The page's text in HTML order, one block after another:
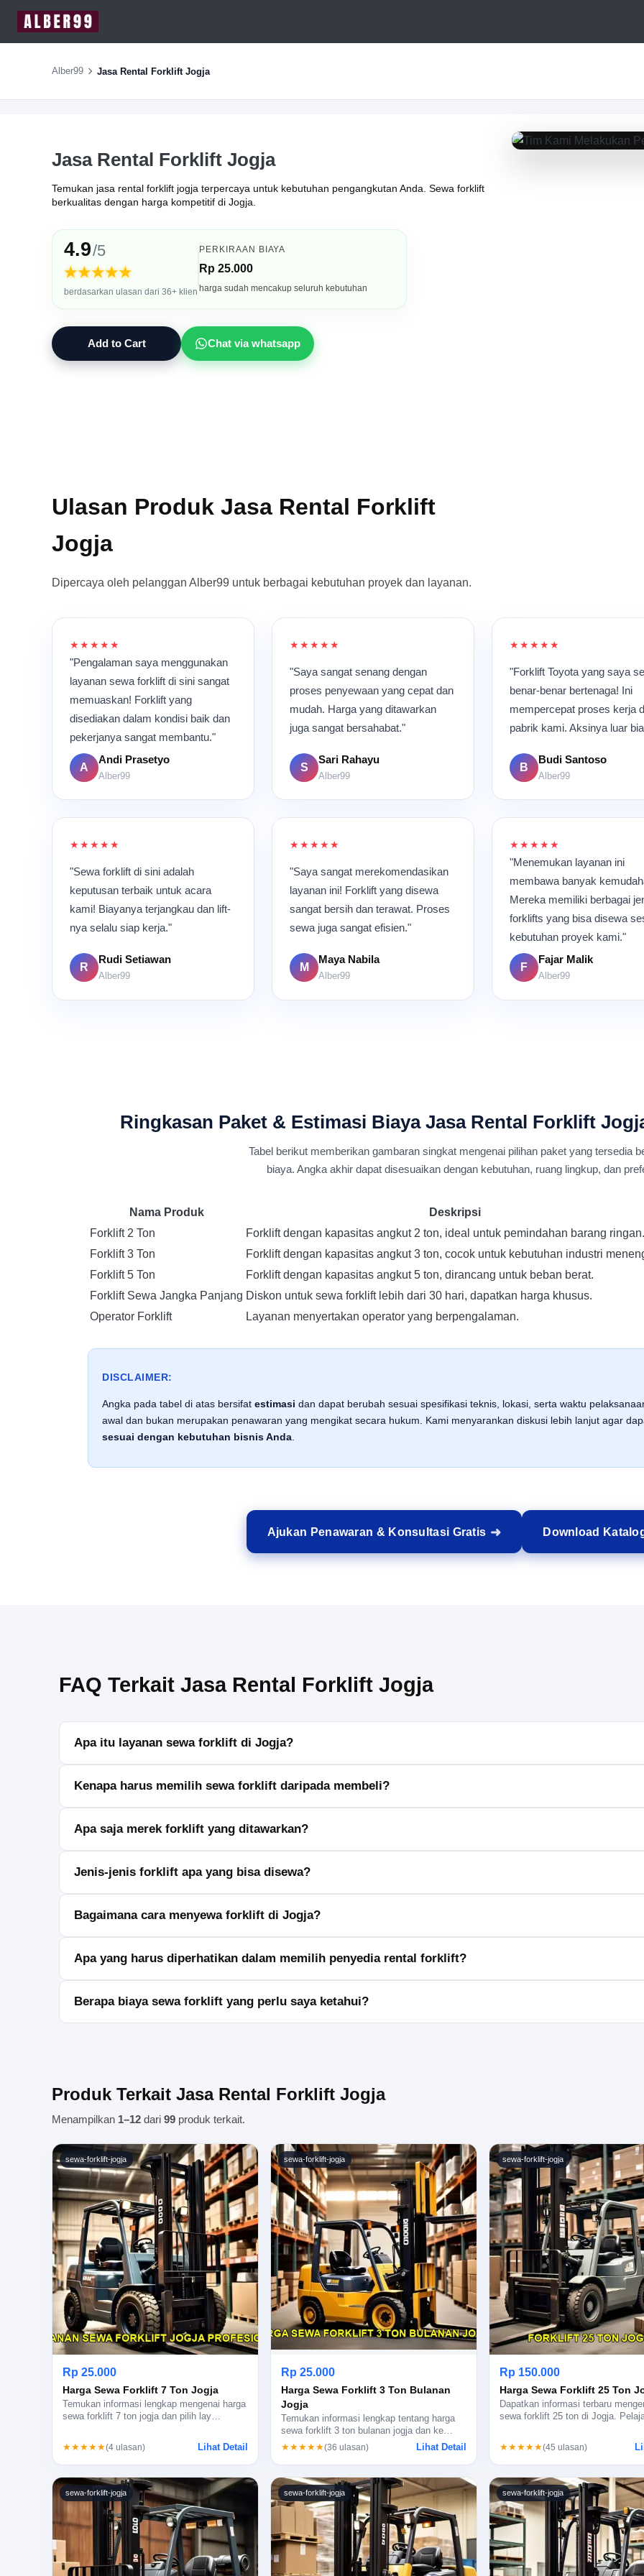
Alber99 Jasa Rental Forklift Jogja
Jasa Rental Forklift Jogja
Temukan jasa rental forklift jogja terpercaya untuk kebutuhan pengangkutan Anda. Sewa forklift
berkualitas dengan harga kompetitif di Jogja.
4.9/5
★★★★★
berdasarkan ulasan dari 36+ klien
PERKIRAAN BIAYA
Rp 25.000
harga sudah mencakup seluruh kebutuhan
Add to Cart Chat via whatsapp
Ulasan Produk Jasa Rental Forklift
Jogja
Dipercaya oleh pelanggan Alber99 untuk berbagai kebutuhan proyek dan layanan.
★★★★★
"Pengalaman saya menggunakan
layanan sewa forklift di sini sangat
memuaskan! Forklift yang
disediakan dalam kondisi baik dan
pekerjanya sangat membantu."
A
Andi Prasetyo
Alber99
★★★★★
"Saya sangat senang dengan
proses penyewaan yang cepat dan
mudah. Harga yang ditawarkan
juga sangat bersahabat."
S
Sari Rahayu
Alber99
★★★★★
"Forklift Toyota yang saya
benar-benar bertenaga! Ini
mempercepat proses kerja
pabrik kami. Aksinya luar
B
Budi Santoso
Alber99
★★★★★
"Sewa forklift di sini adalah
keputusan terbaik untuk acara
kami! Biayanya terjangkau dan lift-
nya selalu siap kerja."
R
Rudi Setiawan
Alber99
★★★★★
"Saya sangat merekomendasikan
layanan ini! Forklift yang disewa
sangat bersih dan terawat. Proses
sewa juga sangat efisien."
M
Maya Nabila
Alber99
★★★★★
"Menemukan layanan ini
membawa banyak
Mereka memiliki berbagai
forklifts yang bisa disewa
kebutuhan proyek kami."
F
Fajar Malik
Alber99
Ringkasan Paket & Estimasi Biaya Jasa Rental Forklift
Tabel berikut memberikan gambaran singkat mengenai pilihan paket yang tersedia
biaya. Angka akhir dapat disesuaikan dengan kebutuhan, ruang lingkup, dan
Nama Produk Deskripsi
Forklift 2 Ton
Forklift dengan kapasitas angkut 2 ton, ideal untuk pemindahan barang ringan.
Forklift 3 Ton
Forklift dengan kapasitas angkut 3 ton, cocok untuk kebutuhan industri
Forklift 5 Ton
Forklift dengan kapasitas angkut 5 ton, dirancang untuk beban berat.
Forklift Sewa Jangka Panjang Diskon untuk sewa forklift lebih dari 30 hari, dapatkan harga khusus.
Operator Forklift
Layanan menyertakan operator yang berpengalaman.
DISCLAIMER:
Angka pada tabel di atas bersifatestimasi dan dapat berubah sesuai spesifikasi teknis, lokasi, serta waktu
awal dan bukan merupakan penawaran yang mengikat secara hukum. Kami menyarankan diskusi lebih lanjut agar
sesuai dengan kebutuhan bisnis Anda
Ajukan Penawaran & Konsultasi Gratis Download
FAQ Terkait Jasa Rental Forklift Jogja
Apa itu layanan sewa forklift di Jogja?
Kenapa harus memilih sewa forklift daripada membeli?
Apa saja merek forklift yang ditawarkan?
Jenis-jenis forklift apa yang bisa disewa?
Bagaimana cara menyewa forklift di Jogja?
Apa yang harus diperhatikan dalam memilih penyedia rental forklift?
Berapa biaya sewa forklift yang perlu saya ketahui?
Produk Terkait Jasa Rental Forklift Jogja
Menampilkan 1–12 dari 99 produk terkait.
sewa-forklift-jogja
Rp 25.000
Harga Sewa Forklift 7 Ton Jogja
Temukan informasi lengkap mengenai harga
sewa forklift 7 ton jogja dan pilih lay…
★★★★★(4 ulasan) Lihat Detail
sewa-forklift-jogja
Rp 25.000
Harga Sewa Forklift 3 Ton Bulanan
Jogja
Temukan informasi lengkap tentang harga
sewa forklift 3 ton bulanan jogja dan ke…
★★★★★(36 ulasan) Lihat Detail
sewa-forklift-jogja
Rp 150.000
Harga Sewa Forklift 25 Ton
Dapatkan informasi terbaru
sewa forklift 25 ton di Jogja.
★★★★★(45 ulasan)
sewa-forklift-jogja sewa-forklift-jogja sewa-forklift-jogja